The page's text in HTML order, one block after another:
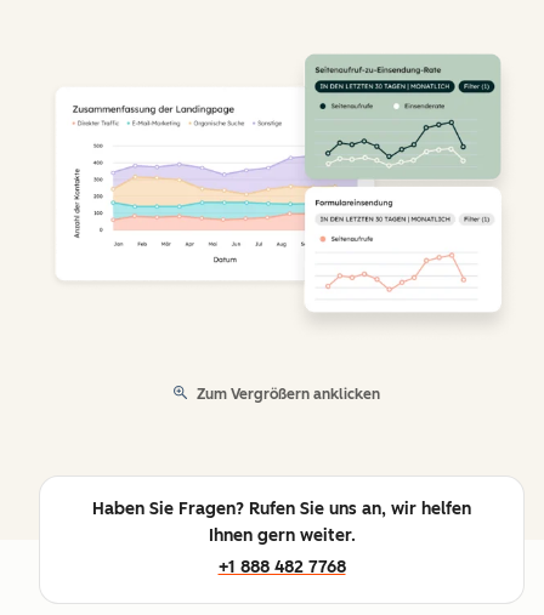
Zum Vergrößern anklicken
Haben Sie Fragen? Rufen Sie uns an, wir helfen
Ihnen gern weiter.
+1 888 482 7768